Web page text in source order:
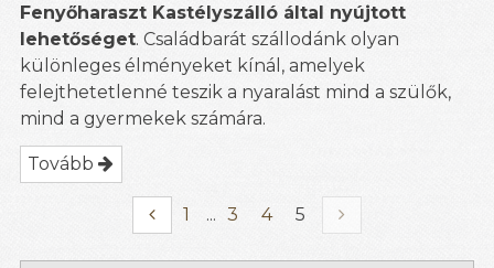
Fenyőharaszt Kastélyszálló által nyújtott
lehetőséget. Családbarát szállodánk olyan
különleges élményeket kínál, amelyek
felejthetetlenné teszik a nyaralást mind a szülők,
mind a gyermekek számára.
Tovább
1 ... 3 4 5